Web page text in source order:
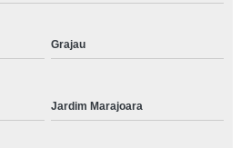
Grajau
Jardim Marajoara